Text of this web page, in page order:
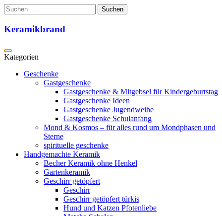
Zum
Inhalt
springen
Suchen
nach:
Keramikbrand
Geschenke
Gastgeschenke
Gastgeschenke & Mitgebsel für Kindergeburtstag
Gastgeschenke Ideen
Gastgeschenke Jugendweihe
Gastgeschenke Schulanfang
Mond & Kosmos – für alles rund um Mondphasen und
Sterne
spirituelle geschenke
Handgemachte Keramik
Becher Keramik ohne Henkel
Gartenkeramik
Geschirr getöpfert
Geschirr
Geschirr getöpfert türkis
Hund und Katzen Pfotenliebe